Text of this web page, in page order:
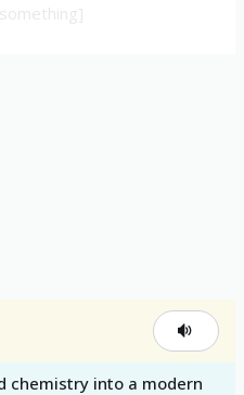
chemistry into a modern